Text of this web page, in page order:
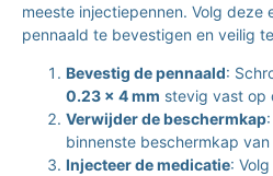
meeste injectiepennen. Volg
pennaald te bevestigen en veilig
Bevestig de pennaald:
0.23 x 4 mm stevig vast op
Verwijder de beschermkap
binnenste beschermkap
Injecteer de medicatie: